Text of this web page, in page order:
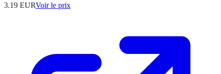
3.19 EURVoir le prix